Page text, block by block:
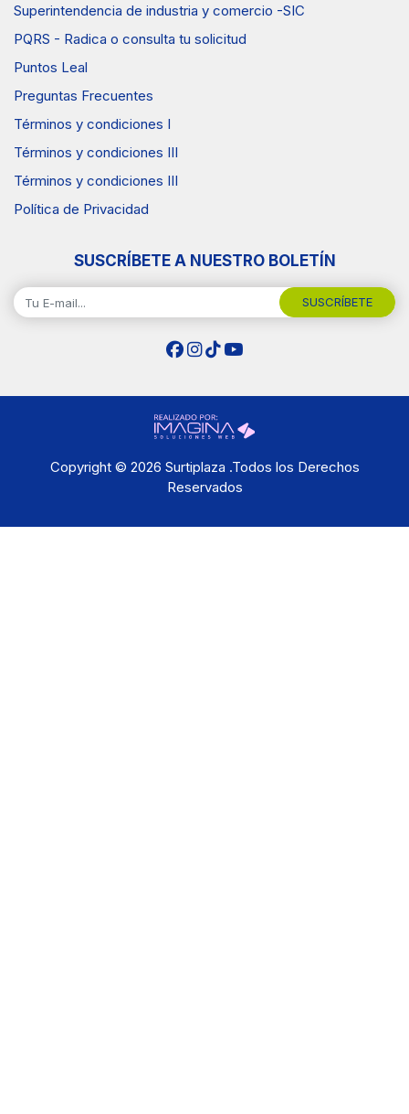
Superintendencia de industria y comercio -SIC
PQRS - Radica o consulta tu solicitud
Puntos Leal
Preguntas Frecuentes
Términos y condiciones I
Términos y condiciones III
Términos y condiciones III
Política de Privacidad
SUSCRÍBETE A NUESTRO BOLETÍN
SUSCRÍBETE
Copyright © 2026 Surtiplaza .Todos los Derechos
Reservados